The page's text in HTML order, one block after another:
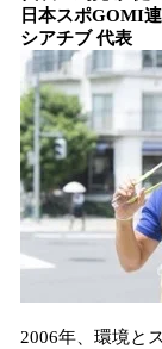
日本スポGOMI
シアチブ 代表
2006年、環境と